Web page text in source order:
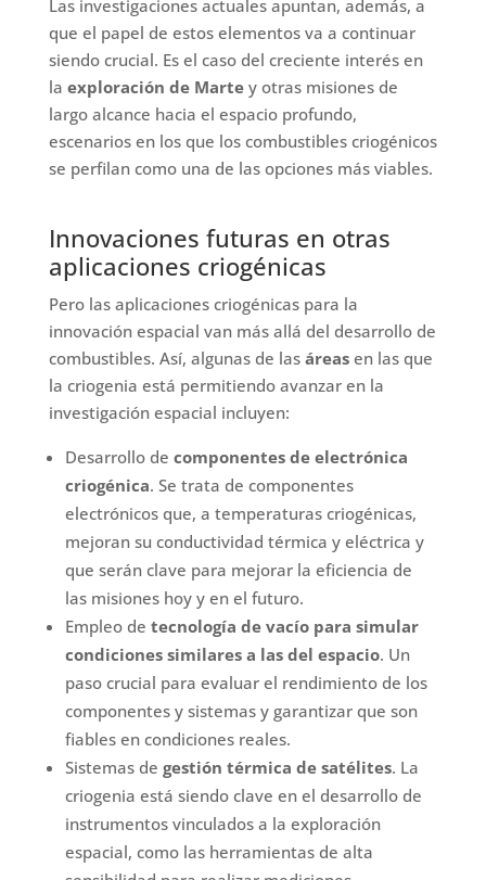
Las investigaciones actuales apuntan, además, a
que el papel de estos elementos va a continuar
siendo crucial. Es el caso del creciente interés en
la exploración de Martey otras misiones de
largo alcance hacia el espacio profundo,
escenarios en los que los combustibles criogénicos
se perfilan como una de las opciones más viables.
Innovaciones futuras en otras
aplicaciones criogénicas
Pero las aplicaciones criogénicas para la
innovación espacial van más allá del desarrollo de
combustibles. Así, algunas de las áreasen las que
la criogenia está permitiendo avanzar en la
investigación espacial incluyen:
Desarrollo de componentes de electrónica
criogénica. Se trata de componentes
electrónicos que, a temperaturas criogénicas,
mejoran su conductividad térmica y eléctrica y
que serán clave para mejorar la eficiencia de
las misiones hoy y en el futuro.
Empleo de tecnología de vacío para simular
condiciones similares a las del espacio. Un
paso crucial para evaluar el rendimiento de los
componentes y sistemas y garantizar que son
fiables en condiciones reales.
Sistemas de gestión térmica de satélites. La
criogenia está siendo clave en el desarrollo de
instrumentos vinculados a la exploración
espacial, como las herramientas de alta